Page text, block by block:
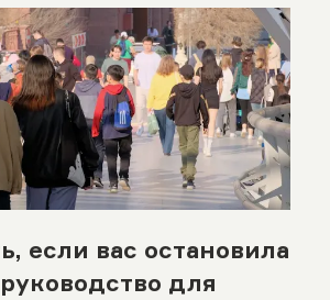
если вас остановила
для